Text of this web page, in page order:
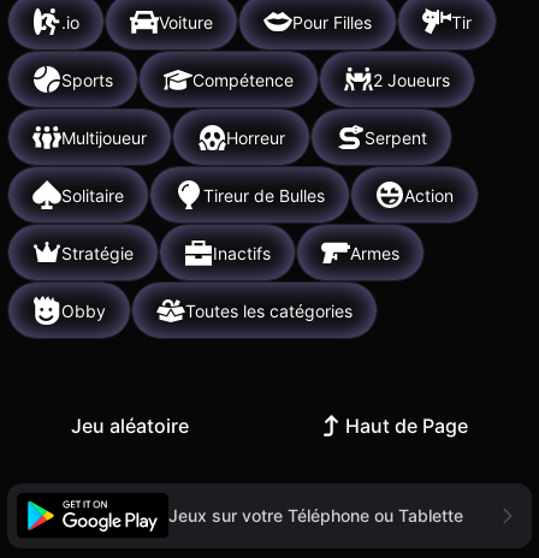
.io Voiture Pour Filles Tir
Sports Compétence 2 Joueurs
Multijoueur Horreur Serpent
Solitaire Tireur de Bulles Action
Stratégie Inactifs Armes
Obby Toutes les catégories
Jeu aléatoire Haut de Page
Jeux sur votre Téléphone ou Tablette